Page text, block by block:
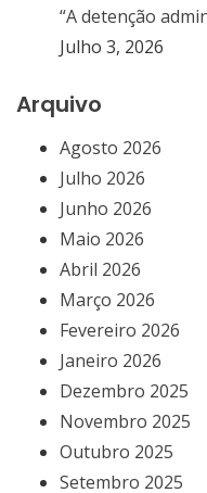
“A detenção
Julho 3, 2026
Arquivo
Agosto 2026
Julho 2026
Junho 2026
Maio 2026
Abril 2026
Março 2026
Fevereiro 2026
Janeiro 2026
Dezembro 2025
Novembro 2025
Outubro 2025
Setembro 2025